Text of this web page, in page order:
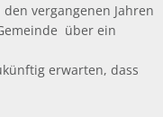
vergangenen Jahren
über ein
erwarten, dass